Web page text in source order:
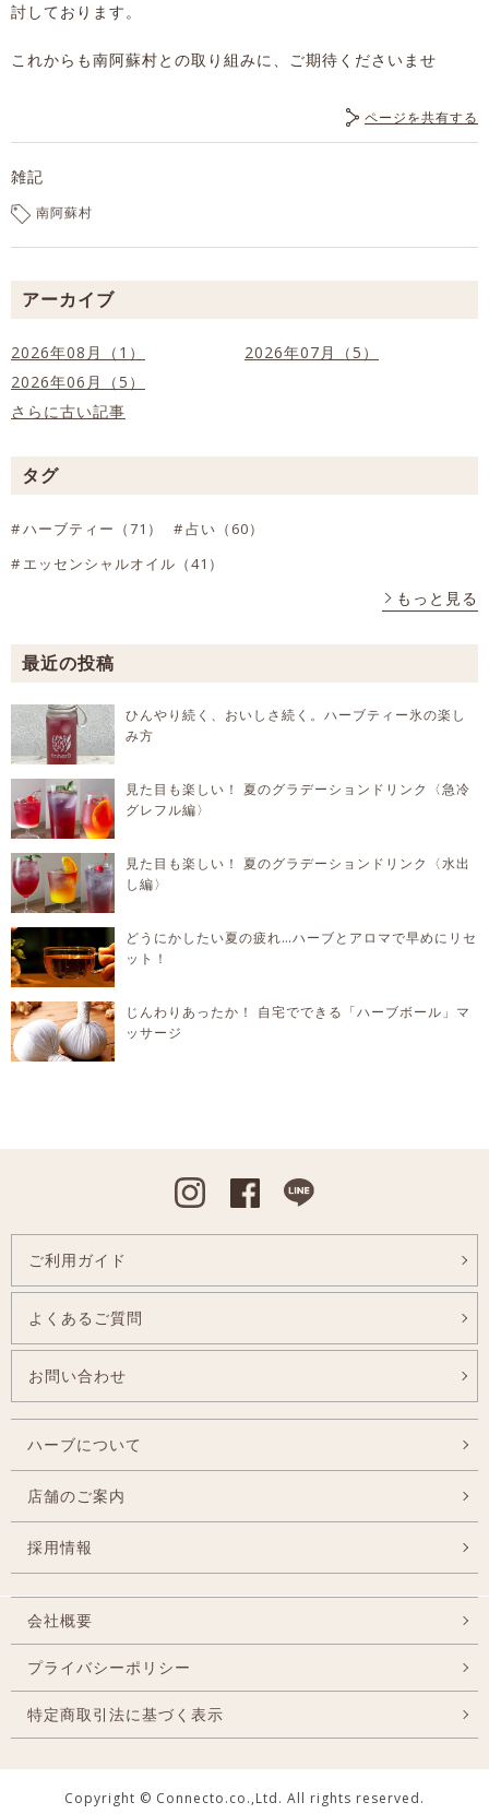
討しております。
これからも南阿蘇村との取り組みに、ご期待くださいませ
ページを共有する
雑記
南阿蘇村
アーカイブ
2026年08月（1）
2026年07月（5）
2026年06月（5）
さらに古い記事
タグ
ハーブティー（71）
占い（60）
エッセンシャルオイル（41）
もっと見る
最近の投稿
ひんやり続く、おいしさ続く。ハーブティー氷の楽し
み方
見た目も楽しい！ 夏のグラデーションドリンク〈急冷
グレフル編〉
見た目も楽しい！ 夏のグラデーションドリンク〈水出
し編〉
どうにかしたい夏の疲れ…ハーブとアロマで早めにリセ
ット！
じんわりあったか！ 自宅でできる「ハーブボール」マ
ッサージ
Instagram
ご利用ガイド
よくあるご質問
お問い合わせ
ハーブについて
店舗のご案内
採用情報
会社概要
プライバシーポリシー
特定商取引法に基づく表示
Copyright © Connecto.co.,Ltd. All rights reserved.